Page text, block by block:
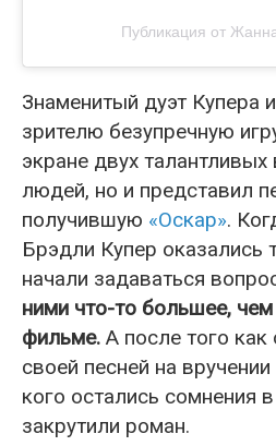
Публикация от
Знаменитый дуэт Купера
зрителю безупречную
экране двух
людей, но и представил
получившую «Оскар».
Брэдли Купер оказались
начали задаваться
ними что-то большее,
фильме. А после того
своей песней на
кого остались сомнения
закрутили роман.